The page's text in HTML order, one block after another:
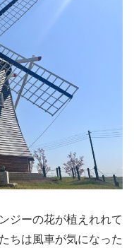
ジーの花が植えれれて
ちは風車が気になった